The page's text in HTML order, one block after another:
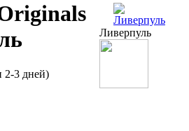
2-3 дней)
Ливерпуль